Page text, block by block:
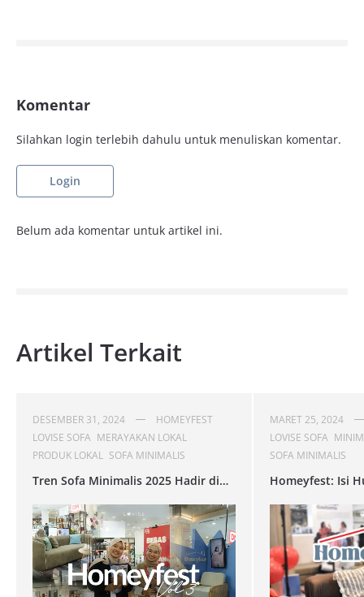
Komentar
Silahkan login terlebih dahulu untuk menuliskan komentar.
Login
Belum ada komentar untuk artikel ini.
Artikel Terkait
DESEMBER 31, 2024
HOMEYFEST
LOVISE SOFA MERAYAKAN LOKAL
PRODUK LOKAL SOFA MINIMALIS
Tren Sofa Minimalis 2025 Hadir di
MARET 25, 2024
LOVISE SOFA
SOFA MINIMALIS
Homeyfest: Isi